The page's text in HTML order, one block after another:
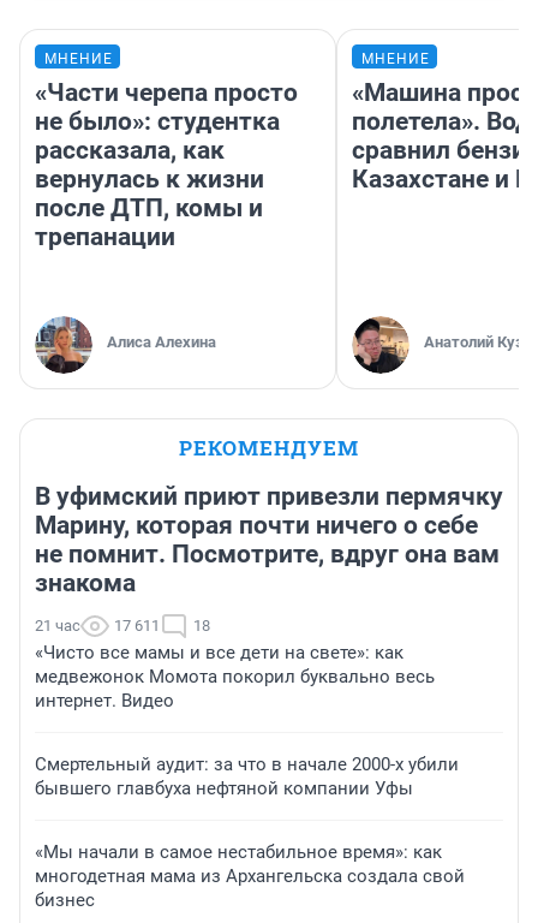
МНЕНИЕ
«Части черепа просто
не было»: студентка
рассказала, как
вернулась к жизни
после ДТП, комы и
трепанации
Алиса Алехина
МНЕНИЕ
«Машина
полетела».
сравнил
Казахстане и
Анатолий
РЕКОМЕНДУЕМ
В уфимский приют привезли пермячку
Марину, которая почти ничего о себе
не помнит. Посмотрите, вдруг она вам
знакома
21 час 17 611 18
«Чисто все мамы и все дети на свете»: как
медвежонок Момота покорил буквально весь
интернет. Видео
Смертельный аудит: за что в начале 2000-х убили
бывшего главбуха нефтяной компании Уфы
«Мы начали в самое нестабильное время»: как
многодетная мама из Архангельска создала свой
бизнес